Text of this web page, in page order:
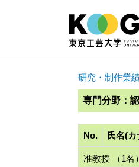
研究・制作業
専門分野：
No. 氏名(カ
准教授 （1名）